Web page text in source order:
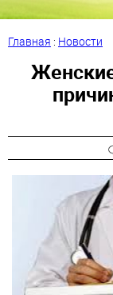
Главная : Новости